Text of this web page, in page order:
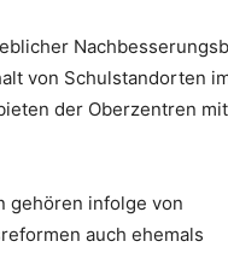
von Schulstandorten
der Oberzentren mit
gehören infolge von
auch ehemals